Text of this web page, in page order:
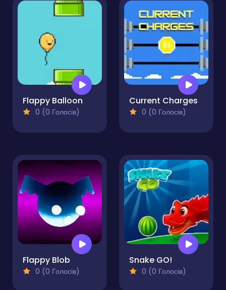
Flappy Balloon
0 (0 Голосів)
Current Charges
0 (0 Голосів)
Flappy Blob
0 (0 Голосів)
Snake GO!
0 (0 Голосів)